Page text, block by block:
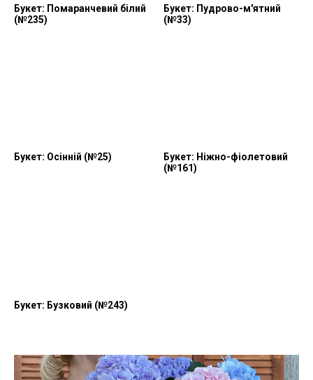
Букет: Помаранчевий білий
(№235)
Букет: Пудрово-м'ятний
(№33)
Букет: Осінній (№25)
Букет: Ніжно-фіолетовий
(№161)
Букет: Бузковий (№243)